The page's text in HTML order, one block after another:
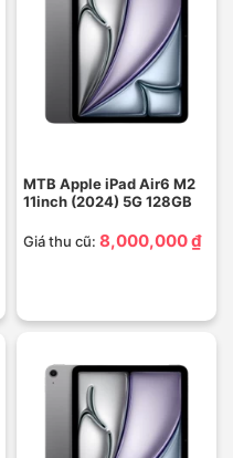
MTB Apple iPad Air6 M2
11inch (2024) 5G 128GB
Giá thu cũ: 8,000,000 ₫